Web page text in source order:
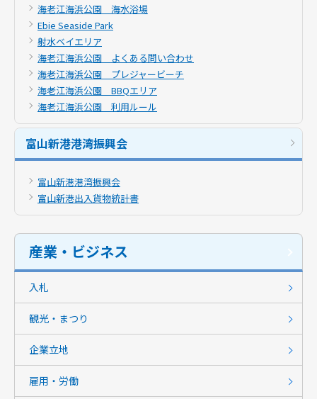
海老江海浜公園 海水浴場
Ebie Seaside Park
射水ベイエリア
海老江海浜公園 よくある問い合わせ
海老江海浜公園 プレジャービーチ
海老江海浜公園 BBQエリア
海老江海浜公園 利用ルール
富山新港港湾振興会
富山新港港湾振興会
富山新港出入貨物統計書
産業・ビジネス
入札
観光・まつり
企業立地
雇用・労働